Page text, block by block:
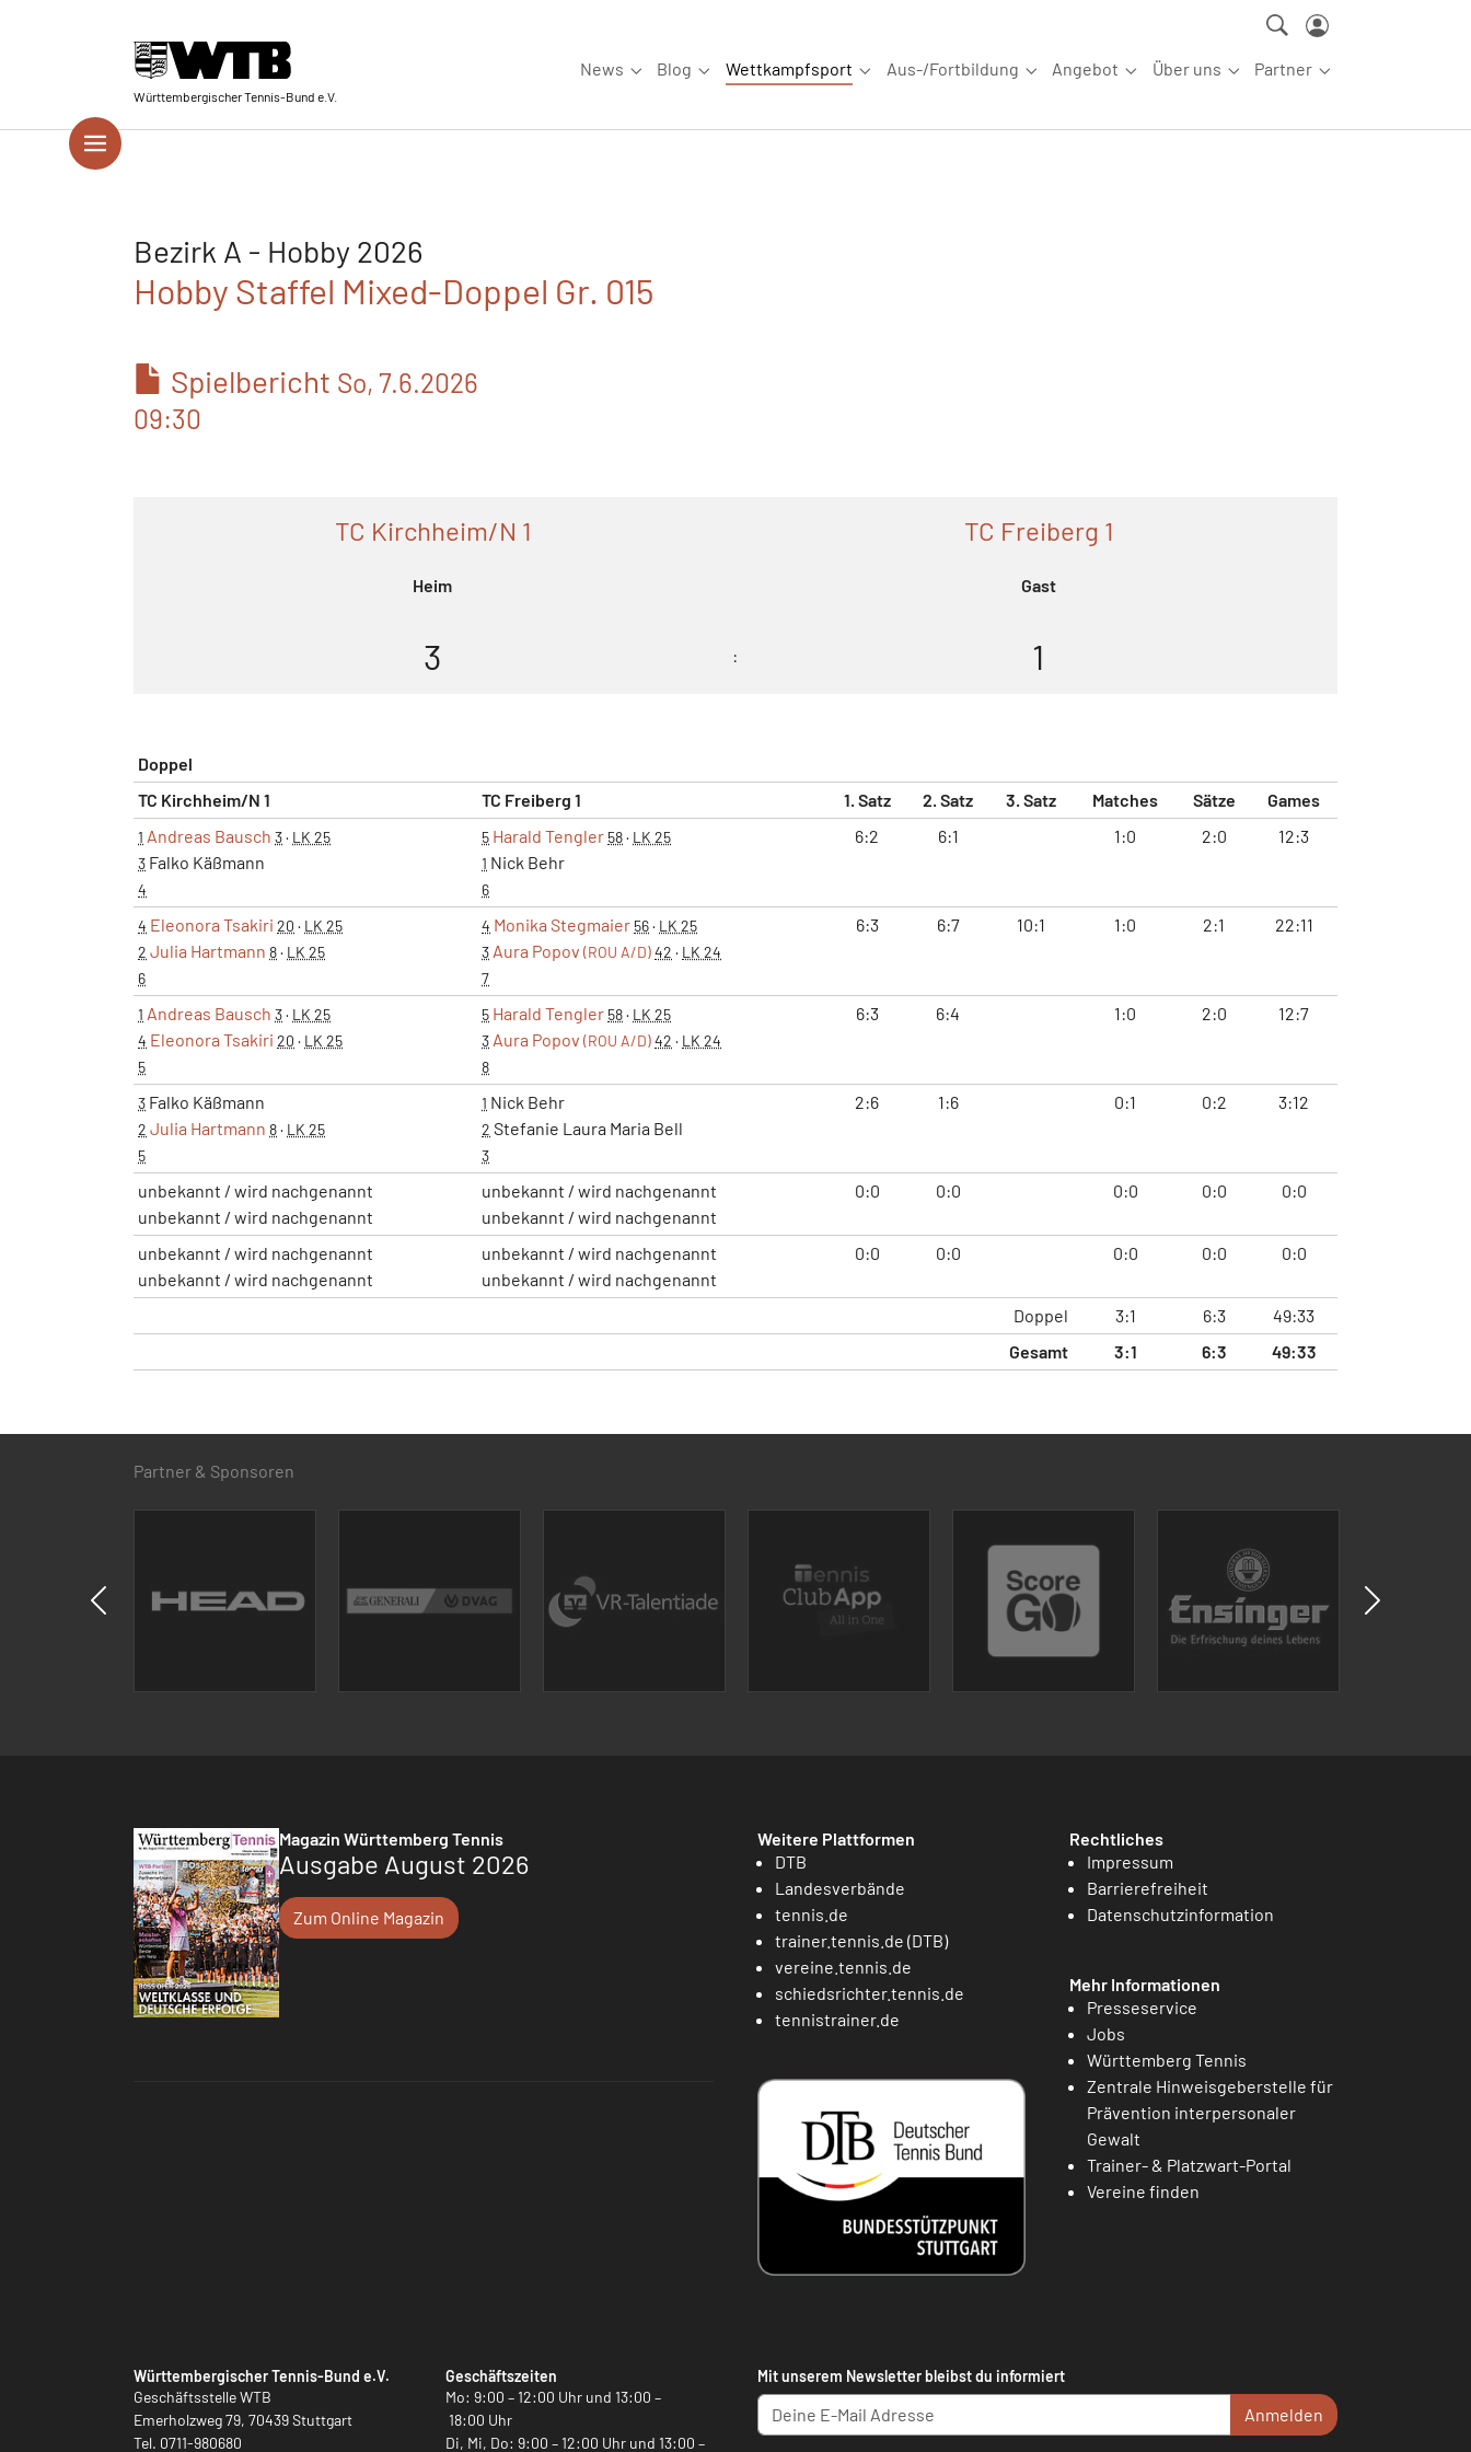
Württembergischer Tennis-Bund e.V.
News
Submenu for "News"
Blog
Submenu for "Blog"
Wettkampfsport
Submenu for "Wettkampfsport"
Aus-/Fortbildung
Submenu for "Aus-/Fortbildung"
Angebot
Submenu for "Angebot"
Über uns
Submenu for "Über uns"
Partner
Submenu for
Bezirk A - Hobby 2026
Hobby Staffel Mixed-Doppel Gr. 015
Spielbericht So, 7.6.2026
09:30
TC Kirchheim/N 1
Heim
TC Freiberg 1
Gast
3 : 1
Doppel
TC Kirchheim/N 1
TC Freiberg 1 1. Satz 2. Satz 3. Satz Matches Sätze Games
1 Andreas Bausch 3· LK 25
3 Falko Käßmann
4
5 Harald Tengler 58· LK 25
1 Nick Behr
6
6:2 6:1 1:0 2:0 12:3
4 Eleonora Tsakiri 20 · LK 25
2 Julia Hartmann 8· LK 25
6
4 Monika Stegmaier 56· LK 25
3 Aura Popov (ROU A/D)42 · LK 24
7
6:3 6:7 10:1 1:0 2:1 22:11
1 Andreas Bausch 3· LK 25
4 Eleonora Tsakiri 20 · LK 25
5
5 Harald Tengler 58· LK 25
3 Aura Popov (ROU A/D)42 · LK 24
8
6:3 6:4 1:0 2:0 12:7
3 Falko Käßmann
2 Julia Hartmann 8· LK 25
5
1 Nick Behr
2 Stefanie Laura Maria Bell
3
2:6 1:6 0:1 0:2 3:12
unbekannt / wird nachgenannt
unbekannt / wird nachgenannt
unbekannt / wird nachgenannt
unbekannt / wird nachgenannt
0:0 0:0 0:0 0:0 0:0
unbekannt / wird nachgenannt
unbekannt / wird nachgenannt
unbekannt / wird nachgenannt
unbekannt / wird nachgenannt
0:0 0:0 0:0 0:0 0:0
Doppel 3:1 6:3
49:33
Gesamt
3:1 6:3 49:33
Partner & Sponsoren
Magazin Württemberg Tennis
Ausgabe August 2026
Zum Online Magazin
Weitere Plattformen
DTB
Landesverbände
tennis.de
trainer.tennis.de (DTB)
vereine.tennis.de
schiedsrichter.tennis.de
tennistrainer.de
Rechtliches
Impressum
Barrierefreiheit
Datenschutzinformation
Mehr Informationen
Presseservice
Jobs
Württemberg Tennis
Zentrale Hinweisgeberstelle für
Prävention interpersonaler
Gewalt
Trainer- & Platzwart-Portal
Vereine finden
Württembergischer Tennis-Bund e.V.
Geschäftsstelle WTB
Emerholzweg 79, 70439 Stuttgart
Tel. 0711-980680
Geschäftszeiten
Mo: 9:00 – 12:00 Uhr und 13:00 –
18:00 Uhr
Di, Mi, Do: 9:00 – 12:00 Uhr und 13:00 –
Mit unserem Newsletter bleibst du informiert
Anmelden